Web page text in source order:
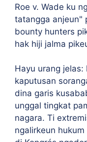
Roe v. Wade ku
tatangga anjeun"
bounty hunters
hak hiji jalma
Hayu urang
kaputusan
dina garis
unggal tingkat
nagara. Ti
ngalirkeun